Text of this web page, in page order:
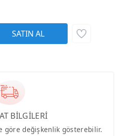
BİLGİLERİ
göre değişkenlik gösterebilir.